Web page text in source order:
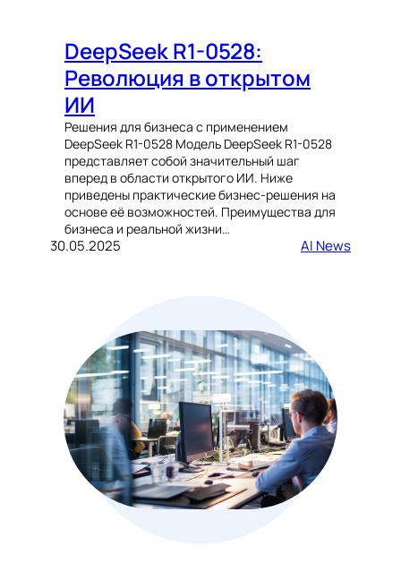
DeepSeek R1-0528:
Революция в открытом
ИИ
Решения для бизнеса с применением
DeepSeek R1-0528 Модель DeepSeek R1-0528
представляет собой значительный шаг
вперед в области открытого ИИ. Ниже
приведены практические бизнес-решения на
основе её возможностей. Преимущества для
бизнеса и реальной жизни…
30.05.2025 AI News